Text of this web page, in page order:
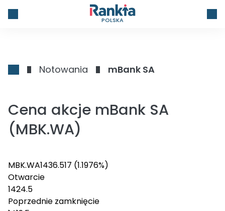
POLSKA
Notowania mBank SA
Cena akcje mBank SA
(MBK.WA)
MBK.WA1436.517 (1.1976%)
Otwarcie
1424.5
Poprzednie zamknięcie